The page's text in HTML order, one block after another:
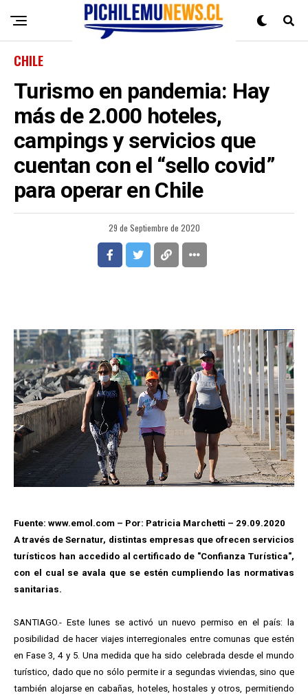
CHILE
Turismo en pandemia: Hay
más de 2.000 hoteles,
campings y servicios que
cuentan con el “sello covid”
para operar en Chile
29 de Septiembre de 2020
Fuente: www.emol.com – Por: Patricia Marchetti – 29.09.2020
A través de Sernatur, distintas empresas que ofrecen servicios
turísticos han accedido al certificado de "Confianza Turística",
con el cual se avala que se estén cumpliendo las normativas
sanitarias.
SANTIAGO.- Este lunes se activó un nuevo permiso en el país: la
posibilidad de hacer viajes interregionales entre comunas que estén
en Fase 3, 4 y 5. Una medida que ha sido celebrada desde el mundo
turístico, dado que no sólo permite ir a segundas viviendas, sino que
también alojarse en cabañas, hoteles, hostales y otros, permitiendo